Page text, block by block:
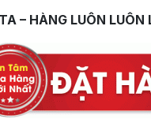
– HÀNG LUÔN LUÔN